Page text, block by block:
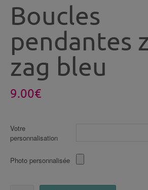
Boucles
pendantes
zag bleu
9.00€
Votre
personnalisation
Photo personnalisée